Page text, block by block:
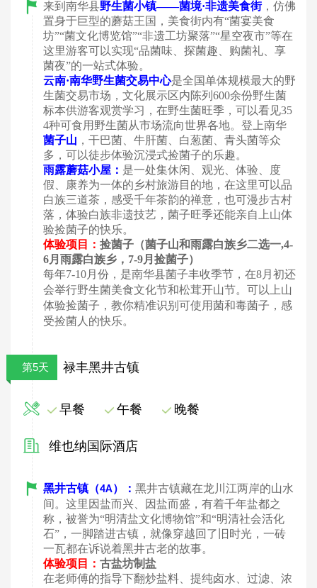
来到南华县野生菌小镇——菌境·非遗美食街， 仿佛
置身于巨型的蘑菇王国，美食街内有“菌宴美食
坊”“菌文化博览馆”“非遗工坊聚落”“星空夜市”等在
这里游客可以实现“品菌味、探菌趣、购菌礼、享
菌夜”的一站式体验。
云南·南华野生菌交易中心是全国单体规模最大的野
生菌交易市场，文化展示区内陈列 600余份野生菌
标本供游客观赏学习，在野生菌旺季，可以看见35
4种可食用野生菌从市场流向世界各地。登上南华
菌子山 ， 干巴菌、牛肝菌、白葱菌、青头菌等众
多，可以徒步体验沉浸式捡菌子的乐趣。
雨露蘑菇小屋： 是一处集休闲、观光、体验、度
假、康养为一体的乡村旅游目的地，在这里可以品
白族三道茶，感受千年茶韵的禅意，也可漫步古村
落，体验白族非遗技艺，菌子旺季还能亲自上山体
验捡菌子的快乐。
体验项目： 捡菌子（菌子山和雨露白族乡二选一,4-
6月雨露白族乡，7-9月捡菌子）
每年7-10月份，是南华县菌子丰收季节，在8月初还
会举行野生菌美食文化节和松茸开山节。可以上山
体验捡菌子，教你精准识别可使用菌和毒菌子，感
受捡菌人的快乐。
第5天 禄丰黑井古镇
早餐 午餐 晚餐
维也纳国际酒店
黑井古镇（4A）： 黑井古镇藏在龙川江两岸的山水
间。这里因盐而兴、因盐而盛，有着千年盐都之
称，被誉为“明清盐文化博物馆”和“明清社会活化
石”，一脚踏进古镇，就像穿越回了旧时光，一砖
一瓦都在诉说着黑井古老的故事。
体验项目： 古盐坊制盐
在老师傅的指导下翻炒盐料、提纯卤水、过滤、浓